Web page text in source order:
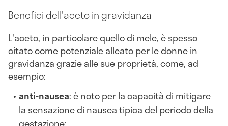
Benefici dell'aceto in gravidanza
L'aceto, in particolare quello di mele, è spesso
citato come potenziale alleato per le donne in
gravidanza grazie alle sue proprietà, come, ad
esempio:
anti-nausea: è noto per la capacità di mitigare
la sensazione di nausea tipica del periodo della